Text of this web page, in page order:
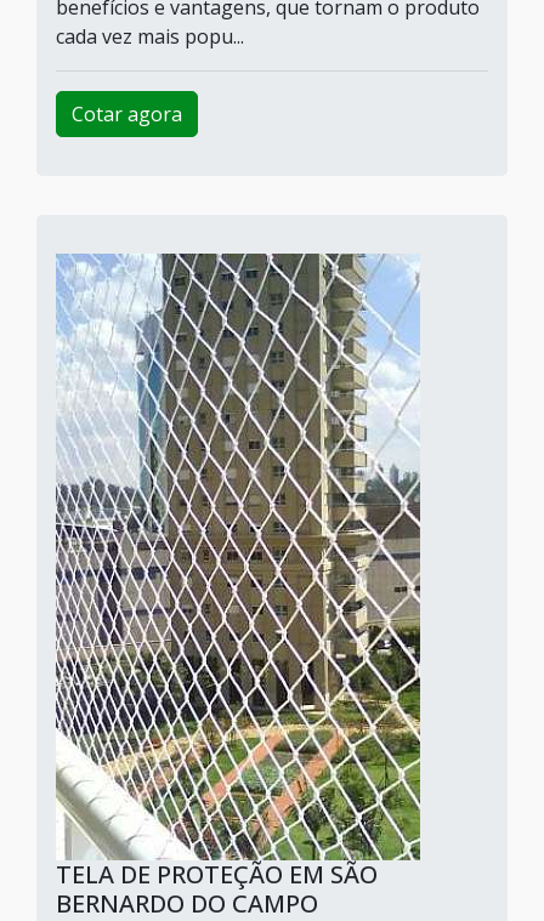
benefícios e vantagens, que tornam o produto
cada vez mais popu...
Cotar agora
TELA DE PROTEÇÃO EM SÃO
BERNARDO DO CAMPO